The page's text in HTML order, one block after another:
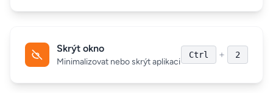
Skrýt okno
Minimalizovat nebo skrýt aplikaci
Ctrl + 2